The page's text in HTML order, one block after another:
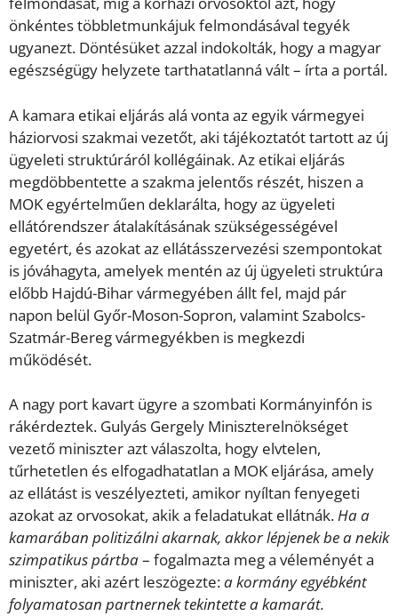
önkéntes többletmunkájuk felmondásával tegyék
ugyanezt. Döntésüket azzal indokolták, hogy a magyar
egészségügy helyzete tarthatatlanná vált – írta a portál.
A kamara etikai eljárás alá vonta az egyik vármegyei
háziorvosi szakmai vezetőt, aki tájékoztatót tartott az új
ügyeleti struktúráról kollégáinak. Az etikai eljárás
megdöbbentette a szakma jelentős részét, hiszen a
MOK egyértelműen deklarálta, hogy az ügyeleti
ellátórendszer átalakításának szükségességével
egyetért, és azokat az ellátásszervezési szempontokat
is jóváhagyta, amelyek mentén az új ügyeleti struktúra
előbb Hajdú-Bihar vármegyében állt fel, majd pár
napon belül Győr-Moson-Sopron, valamint Szabolcs-
Szatmár-Bereg vármegyékben is megkezdi
működését.
A nagy port kavart ügyre a szombati Kormányinfón is
rákérdeztek. Gulyás Gergely Miniszterelnökséget
vezető miniszter azt válaszolta, hogy elvtelen,
tűrhetetlen és elfogadhatatlan a MOK eljárása, amely
az ellátást is veszélyezteti, amikor nyíltan fenyegeti
azokat az orvosokat, akik a feladatukat ellátnák.Ha a
kamarában politizálni akarnak, akkor lépjenek be a nekik
szimpatikus pártba– fogalmazta meg a véleményét a
miniszter, aki azért leszögezte:a kormány egyébként
folyamatosan partnernek tekintette a kamarát.